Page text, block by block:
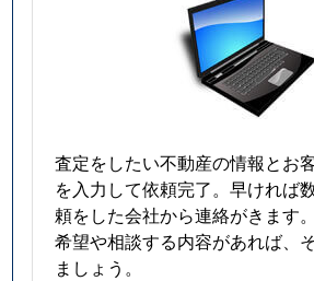
査定をしたい不動産の情報とお
を入力して依頼完了。早ければ
頼をした会社から連絡がきます。
希望や相談する内容があれば、
ましょう。